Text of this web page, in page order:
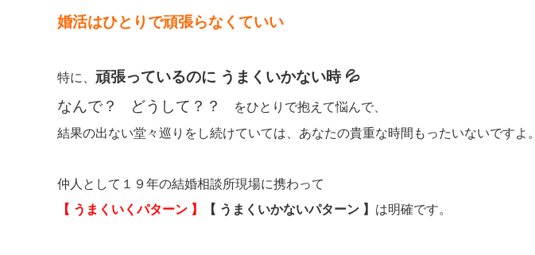
婚活はひとりで頑張らなくていい
特に、 頑張っているのに うまくいかない時 💦
なんで？
どうして？？
をひとりで抱えて悩んで、
結果の出ない堂々巡りをし続けていては、あなたの貴重な時間もったいないですよ。
仲人として１９年の結婚相談所現場に携わって
【 うまくいくパターン 】
【 うまくいかないパターン 】 は明確です。